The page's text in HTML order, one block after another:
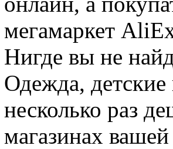
мегамаркет
Нигде вы не
Одежда,
несколько раз
магазинах